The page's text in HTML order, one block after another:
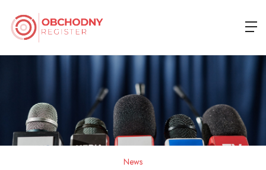
News